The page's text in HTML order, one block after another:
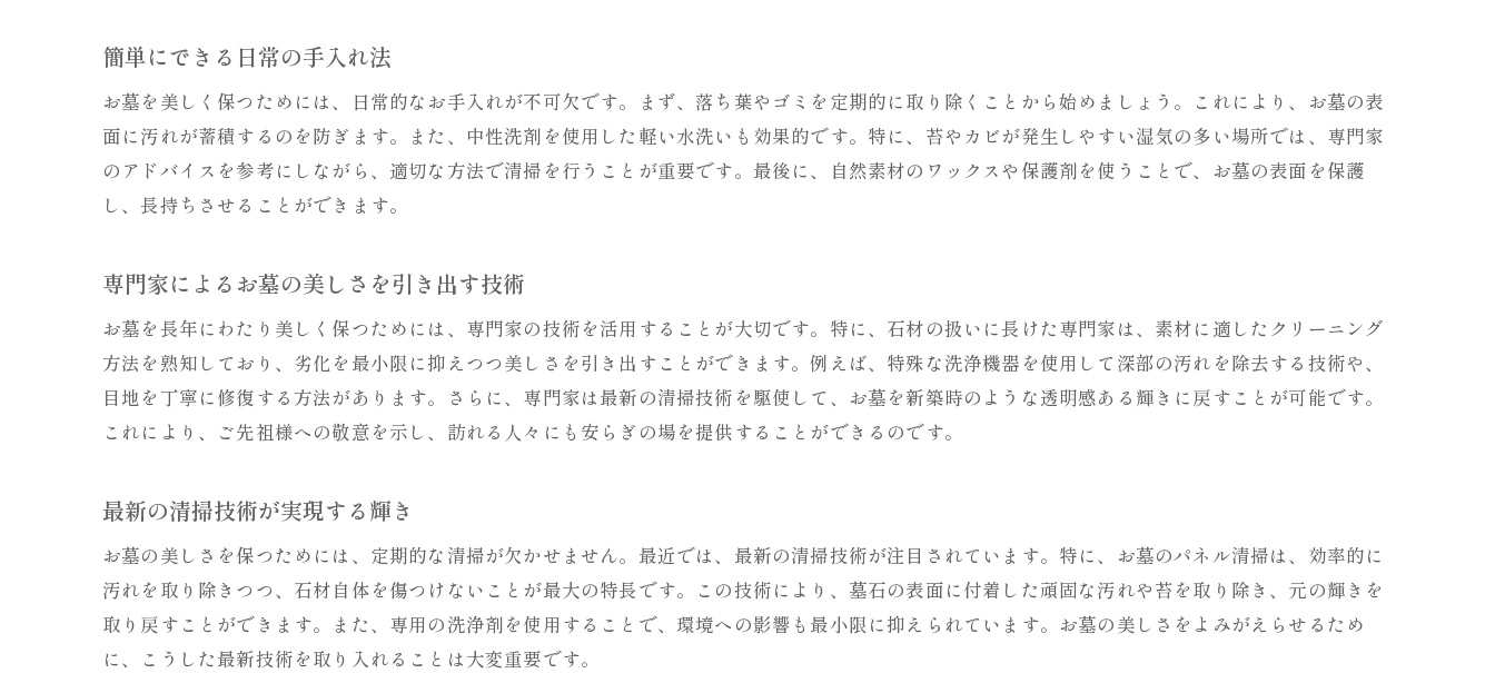
清掃技術の進化がもたらす効率化
最先端技術でかなえる安全な清掃
従来の清掃方法を超えるパネル清掃
穏やかな時間を作り出すお墓の整備
手入れが家族に与える心理的効果
安らぎの空間を作るための具体的アプローチ
訪れる人に安らぎを提供するお墓の美しさ
癒しの空間を作るためのデザインポイント
清掃がもたらす訪問者への心理的効果
簡単にできる日常の手入れ法
お墓を美しく保つためには、日常的なお手入れが不可欠です。まず、落ち葉やゴミを定期的に取り除くことから始めましょう。これにより、お墓の表
面に汚れが蓄積するのを防ぎます。また、中性洗剤を使用した軽い水洗いも効果的です。特に、苔やカビが発生しやすい湿気の多い場所では、専門家
のアドバイスを参考にしながら、適切な方法で清掃を行うことが重要です。最後に、自然素材のワックスや保護剤を使うことで、お墓の表面を保護
し、長持ちさせることができます。
専門家によるお墓の美しさを引き出す技術
お墓を長年にわたり美しく保つためには、専門家の技術を活用することが大切です。特に、石材の扱いに長けた専門家は、素材に適したクリーニング
方法を熟知しており、劣化を最小限に抑えつつ美しさを引き出すことができます。例えば、特殊な洗浄機器を使用して深部の汚れを除去する技術や、
目地を丁寧に修復する方法があります。さらに、専門家は最新の清掃技術を駆使して、お墓を新築時のような透明感ある輝きに戻すことが可能です。
これにより、ご先祖様への敬意を示し、訪れる人々にも安らぎの場を提供することができるのです。
最新の清掃技術が実現する輝き
お墓の美しさを保つためには、定期的な清掃が欠かせません。最近では、最新の清掃技術が注目されています。特に、お墓のパネル清掃は、効率的に
汚れを取り除きつつ、石材自体を傷つけないことが最大の特長です。この技術により、墓石の表面に付着した頑固な汚れや苔を取り除き、元の輝きを
取り戻すことができます。また、専用の洗浄剤を使用することで、環境への影響も最小限に抑えられています。お墓の美しさをよみがえらせるため
に、こうした最新技術を取り入れることは大変重要です。